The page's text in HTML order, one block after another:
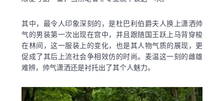
其中，最令人印象深刻的，是杜巴利伯爵夫人换上潇洒帅
气的男装第一次出现在宫中，并且跟随国王跃上马背穿梭
在林间，这一服装上的变化，也是其人物气质的展现，更
促成了其后上流社会争相效仿的时尚。麦温这一刻的雌雄
难辨，帅气潇洒还是衬托出了其个人魅力。